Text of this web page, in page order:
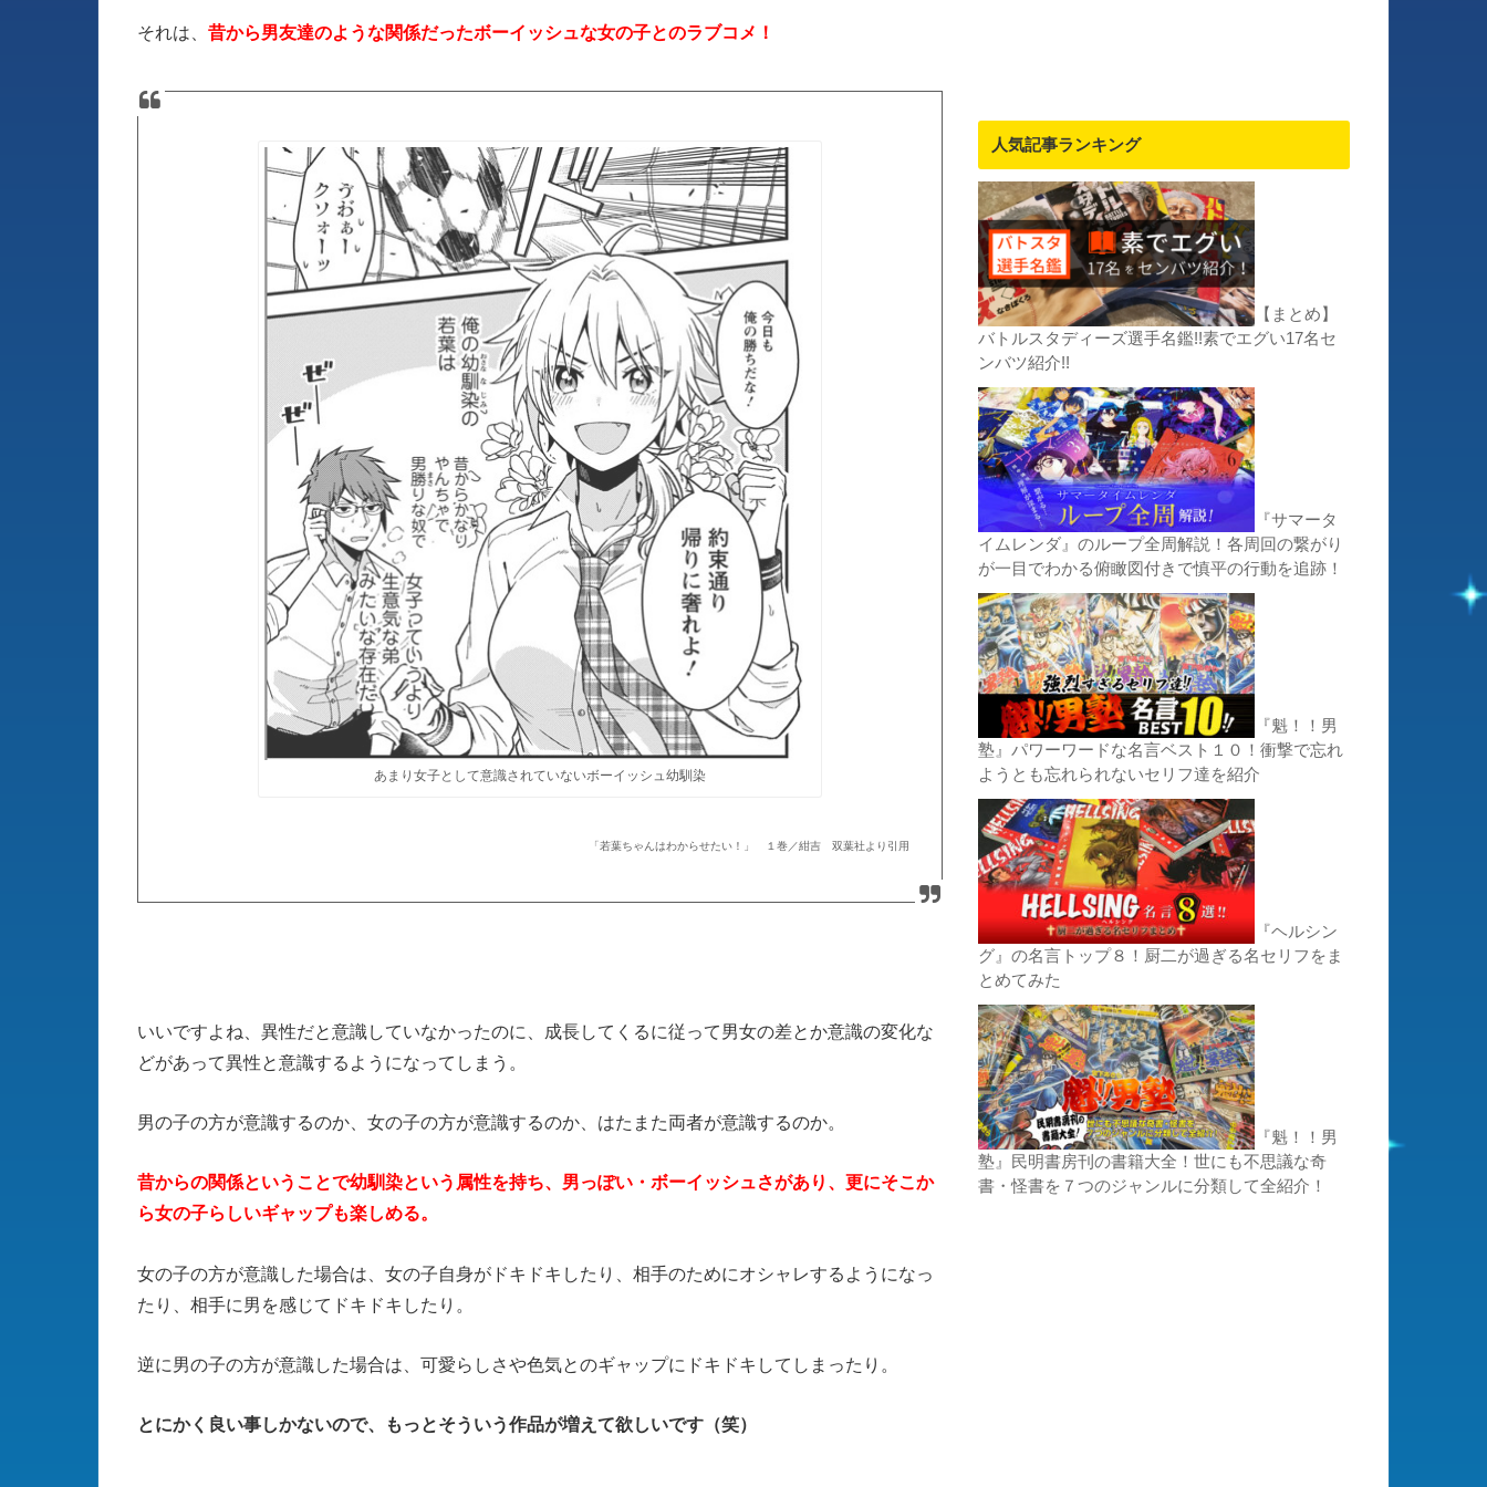
それは、 昔から男友達のような関係だったボーイッシュな女の子とのラブコメ！
あまり女子として意識されていないボーイッシュ幼馴染
「若葉ちゃんはわからせたい！」 １巻／紺吉 双葉社より引用
いいですよね、異性だと意識していなかったのに、成長してくるに従って男女の差とか意識の変化な
どがあって異性と意識するようになってしまう。
男の子の方が意識するのか、女の子の方が意識するのか、はたまた両者が意識するのか。
昔からの関係ということで幼馴染という属性を持ち、男っぽい・ボーイッシュさがあり、更にそこか
ら女の子らしいギャップも楽しめる。
女の子の方が意識した場合は、女の子自身がドキドキしたり、相手のためにオシャレするようになっ
たり、相手に男を感じてドキドキしたり。
逆に男の子の方が意識した場合は、可愛らしさや色気とのギャップにドキドキしてしまったり。
とにかく良い事しかないので、もっとそういう作品が増えて欲しいです（笑）
人気記事ランキング
【まとめ】
バトルスタディーズ選手名鑑!!素でエグい17名セ
ンバツ紹介!!
『サマータ
イムレンダ』のループ全周解説！各周回の繋がり
が一目でわかる俯瞰図付きで慎平の行動を追跡！
『魁！！男
塾』パワーワードな名言ベスト１０！衝撃で忘れ
ようとも忘れられないセリフ達を紹介
『ヘルシン
グ』の名言トップ８！厨二が過ぎる名セリフをま
とめてみた
『魁！！男
塾』民明書房刊の書籍大全！世にも不思議な奇
書・怪書を７つのジャンルに分類して全紹介！